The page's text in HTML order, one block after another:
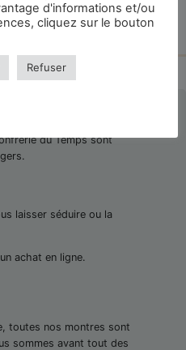
?
du Temps sont
laisser séduire ou la
achat en ligne.
toutes nos montres sont
sommes avant tout des
d'informations et/ou
cliquez sur le bouton
Refuser